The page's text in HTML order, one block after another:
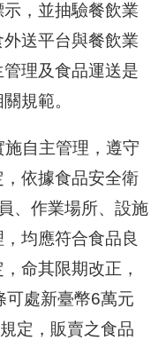
，並抽驗餐飲業
送平台與餐飲業
理及食品運送是
規範。
自主管理，遵守
依據食品安全衛
、作業場所、設施
均應符合食品良
命其限期改正，
可處新臺幣6萬元
定，販賣之食品